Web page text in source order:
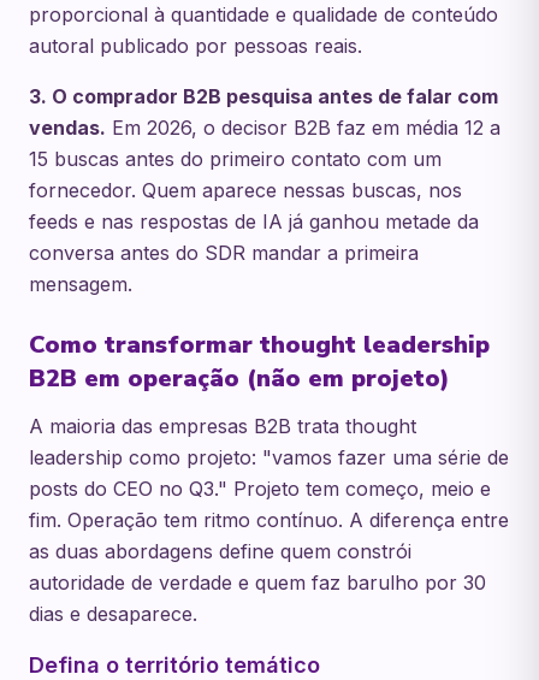
proporcional à quantidade e qualidade de conteúdo
autoral publicado por pessoas reais.
3. O comprador B2B pesquisa antes de falar com
vendas. Em 2026, o decisor B2B faz em média 12 a
15 buscas antes do primeiro contato com um
fornecedor. Quem aparece nessas buscas, nos
feeds e nas respostas de IA já ganhou metade da
conversa antes do SDR mandar a primeira
mensagem.
Como transformar thought leadership
B2B em operação (não em projeto)
A maioria das empresas B2B trata thought
leadership como projeto: "vamos fazer uma série de
posts do CEO no Q3." Projeto tem começo, meio e
fim. Operação tem ritmo contínuo. A diferença entre
as duas abordagens define quem constrói
autoridade de verdade e quem faz barulho por 30
dias e desaparece.
Defina o território temático